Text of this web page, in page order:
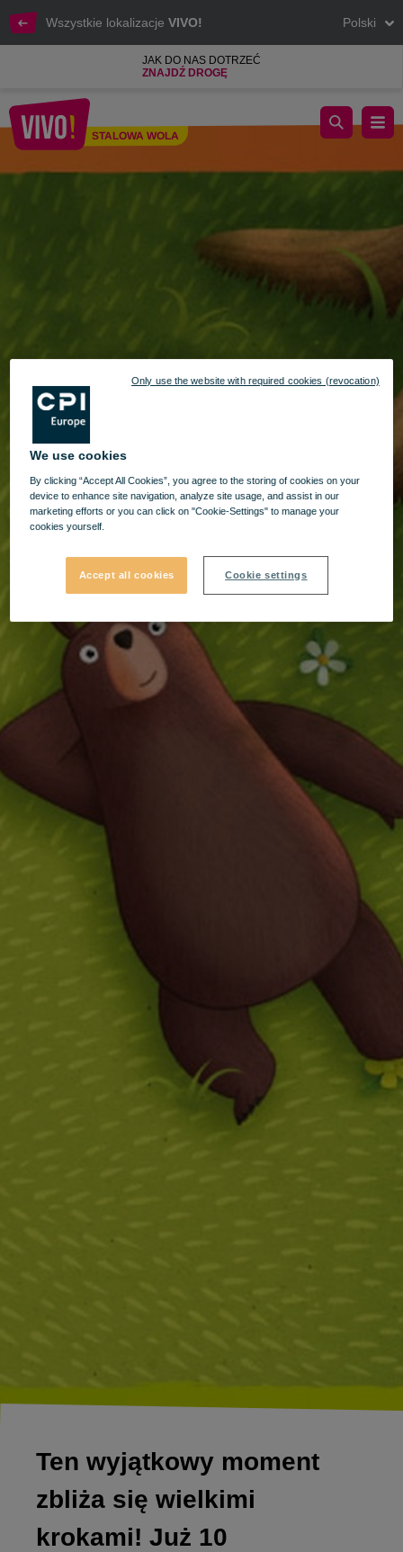
Wszystkie lokalizacje VIVO! Polski
JAK DO NAS DOTRZEĆ
ZNAJDŹ DROGĘ
Stalowa Wola
STALOWA WOLA
Pierwszy raz w kinie - Helios zaprasza na wyjątkowe seanse
Ten wyjątkowy moment
zbliża się wielkimi
krokami! Już 10
We use cookies
By clicking “Accept All Cookies”, you agree to the storing of cookies on your
device to enhance site navigation, analyze site usage, and assist in our
marketing efforts or you can click on "Cookie-Settings" to manage your
cookies yourself.
Accept all cookies Cookie settings
Only use the website with required cookies (revocation)